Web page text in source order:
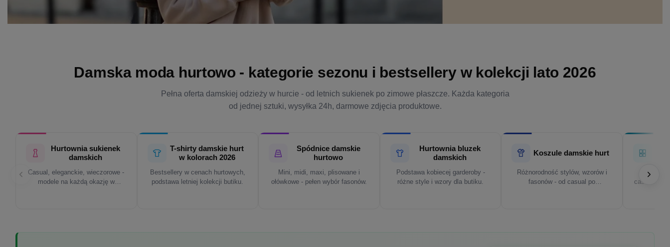
Damska moda hurtowo - kategorie sezonu i bestsellery w kolekcji lato 2026
Pełna oferta damskiej odzieży w hurcie - od letnich sukienek po zimowe płaszcze. Każda kategoria
od jednej sztuki, wysyłka 24h, darmowe zdjęcia produktowe.
Hurtownia sukienek
damskich
Casual, eleganckie, wieczorowe -
modele na każdą okazję w
T-shirty damskie hurt
w kolorach 2026
Bestsellery w cenach hurtowych,
podstawa letniej kolekcji butiku.
Spódnice damskie
hurtowo
Mini, midi, maxi, plisowane i
ołówkowe - pełen wybór fasonów.
Hurtownia bluzek
damskich
Podstawa kobiecej garderoby -
różne style i wzory dla butiku.
Koszule damskie hurt
Różnorodność stylów, wzorów i
fasonów - od casual po
casualowe,